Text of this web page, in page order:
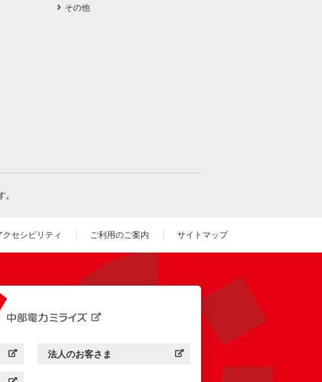
その他
クセシビリティ ご利用のご案内 サイトマップ
） 中部電力ミライズ：
法人のお客さま
（新しいウィンドウを開きます）